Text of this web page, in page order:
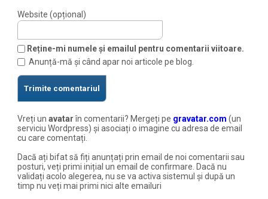
Website (opțional)
Reține-mi numele și emailul pentru comentarii viitoare.
Anunță-mă și când apar noi articole pe blog.
Vreți unavatarîn comentarii? Mergeți pe gravatar.com (un
serviciu Wordpress) și asociați o imagine cu adresa de email
cu care comentați.
Dacă ați bifat să fiți anunțați prin email de noi comentarii sau
posturi, veți primi inițial un email de confirmare. Dacă nu
validați acolo alegerea, nu se va activa sistemul și după un
timp nu veți mai primi nici alte emailuri